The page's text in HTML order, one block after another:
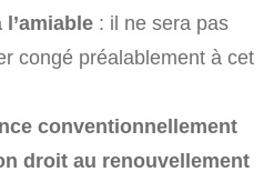
: il ne sera pas
congé préalablement à cet
conventionnellement
droit au renouvellement